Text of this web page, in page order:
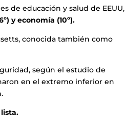
de educación y salud de EEUU,
y economía (10º).
conocida también como
según el estudio de
en el extremo inferior en